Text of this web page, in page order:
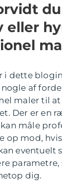
eller
i dette
af
maler til
Der er en
måle
op mod,
eventuelt
dig.